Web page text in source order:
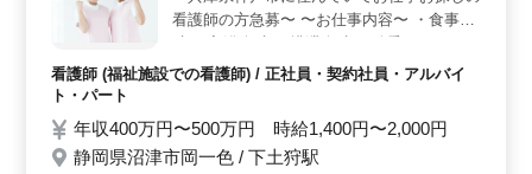
なめで、ワークライフバランスを大切にする職場です。
地域の高齢者への貢献を目指す方、ぜひご応募くださ
い。
看護師の方急募〜 〜お仕事内容〜 ・食事介
エーション ・リハビリ介助 ・外出の援助 ・
在60歳以上も活躍中 皆様のご応募お待ちし
ております
看護師 (福祉施設での看護師) / 正社員・契約社員・アルバイ
ト・パート
年収400万円〜500万円 時給1,400円〜2,000円
静岡県沼津市岡一色 / 下土狩駅